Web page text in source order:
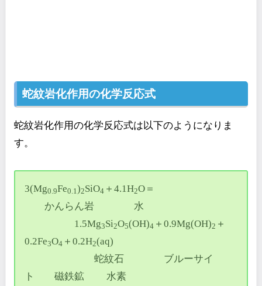
蛇紋岩化作用の化学反応式
蛇紋岩化作用の化学反応式は以下のようになりま
す。
3(Mg0.9Fe0.1)2SiO4 ＋4.1H2O＝
かんらん岩 水
1.5Mg3Si2O5(OH)4 ＋0.9Mg(OH)2 ＋
0.2Fe3O4 ＋0.2H2(aq)
蛇紋石 ブルーサイ
ト 磁鉄鉱 水素